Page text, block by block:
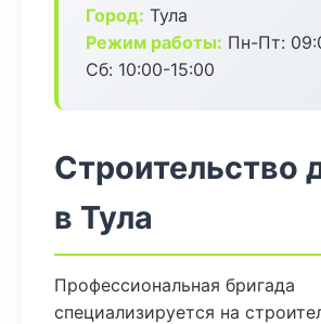
Город: Тула
Режим работы: Пн-Пт:
Сб: 10:00-15:00
Строительство
в Тула
Профессиональная бригада
специализируется на